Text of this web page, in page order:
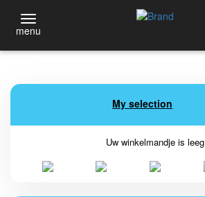
menu
My selection
Uw winkelmandje is leeg